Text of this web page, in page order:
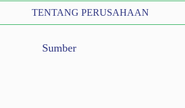
TENTANG PERUSAHAAN
Sumber